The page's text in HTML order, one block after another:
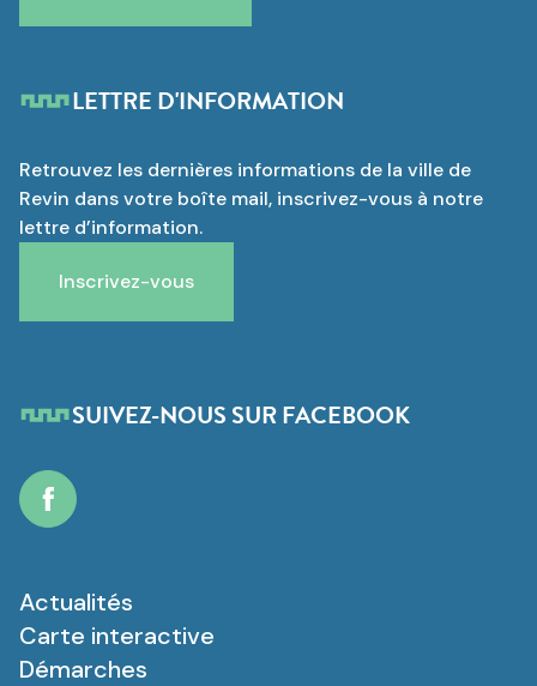
LETTRE D'INFORMATION
Retrouvez les dernières informations de la ville de
Revin dans votre boîte mail, inscrivez-vous à notre
lettre d’information.
Inscrivez-vous
SUIVEZ-NOUS SUR FACEBOOK
Actualités
Carte interactive
Démarches